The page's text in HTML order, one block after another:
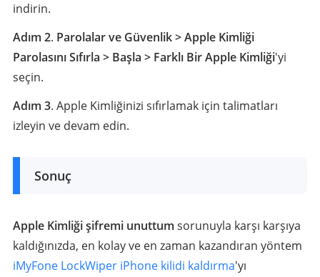
indirin.
Adım 2. Parolalar ve Güvenlik > Apple Kimliği
Parolasını Sıfırla > Başla > Farklı Bir Apple Kimliği'yi
seçin.
Adım 3. Apple Kimliğinizi sıfırlamak için talimatları
izleyin ve devam edin.
Sonuç
Apple Kimliği şifremi unuttum sorunuyla karşı karşıya
kaldığınızda, en kolay ve en zaman kazandıran yöntem
iMyFone LockWiper iPhone kilidi kaldırma'yı